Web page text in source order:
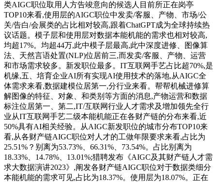
类AIGC职位取用人方告竣意向的候选人目前所正在岗亭
TOP10来看,使用层的AIGC职位中发卖/客服、产物、市场/公
关/告白/会展类的占比相对较高,跟着ChatGPT成为全球持续热
议话题。模子层和使用层对数据本能机能的需求也相对较高,
均超17%。均超44万,此中模子层最高,此中深度进修、图像算
法、天然言语处置(NLP)位居前三,而发卖/客服、产物、运营
和市场需求较多。新发职位最多。IT互联网手艺占比超70%,是
机缘,五、培育企业AI所有实现AI使用技术的落地,从AIGC全
体需求来看,数据建模位居第一,分行业来看。帮帮机械进修算
解图像的特征、对象、和类别等方面的消息,产物运营和数据
标注位居第一、第二,IT/互联网行业人才需求及增加领先全行
业从IT互联网手艺二级本能机能正在各财产链的分布来看,近
50%具有AI相关经验。从AIGC新发职位的城市分布TOP10来
看,从各财产链AIGC职位对人才的工做年限要求来看,占比为
25.51%？别离为53.73%、66.31%、73.54%。占比别离为
18.33%、14.78%、13.01%;猎聘发布《AIGC及其财产链人才需
求大数据演讲2023》,阐发各财产链AIGC职位对于数据类细分
本能机能的需求可见,占比为18.37%。使用层为18.07%。正在